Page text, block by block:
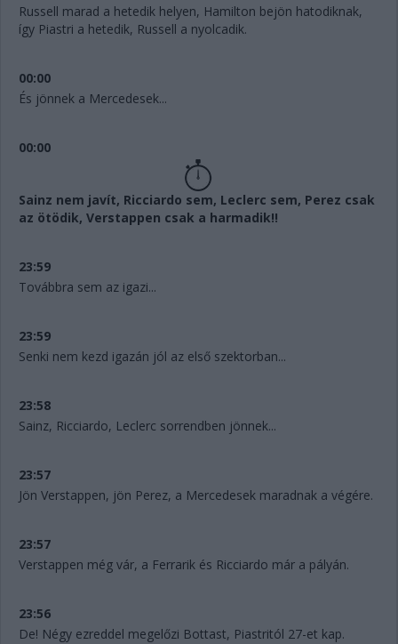
Russell marad a hetedik helyen, Hamilton bejön hatodiknak,
így Piastri a hetedik, Russell a nyolcadik.
00:00
És jönnek a Mercedesek...
00:00
Sainz nem javít, Ricciardo sem, Leclerc sem, Perez csak
az ötödik, Verstappen csak a harmadik!!
23:59
Továbbra sem az igazi...
23:59
Senki nem kezd igazán jól az első szektorban...
23:58
Sainz, Ricciardo, Leclerc sorrendben jönnek...
23:57
Jön Verstappen, jön Perez, a Mercedesek maradnak a végére.
23:57
Verstappen még vár, a Ferrarik és Ricciardo már a pályán.
23:56
De! Négy ezreddel megelőzi Bottast, Piastritól 27-et kap.